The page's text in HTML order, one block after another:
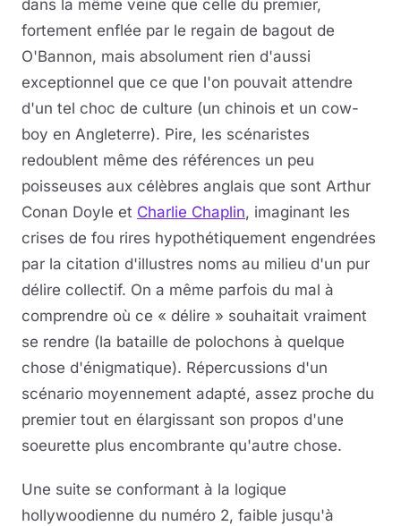
dans la même veine que celle du premier,
fortement enflée par le regain de bagout de
O'Bannon, mais absolument rien d'aussi
exceptionnel que ce que l'on pouvait attendre
d'un tel choc de culture (un chinois et un cow-
boy en Angleterre). Pire, les scénaristes
redoublent même des références un peu
poisseuses aux célèbres anglais que sont Arthur
Conan Doyle et Charlie Chaplin, imaginant les
crises de fou rires hypothétiquement engendrées
par la citation d'illustres noms au milieu d'un pur
délire collectif. On a même parfois du mal à
comprendre où ce « délire » souhaitait vraiment
se rendre (la bataille de polochons à quelque
chose d'énigmatique). Répercussions d'un
scénario moyennement adapté, assez proche du
premier tout en élargissant son propos d'une
soeurette plus encombrante qu'autre chose.
Une suite se conformant à la logique
hollywoodienne du numéro 2, faible jusqu'à